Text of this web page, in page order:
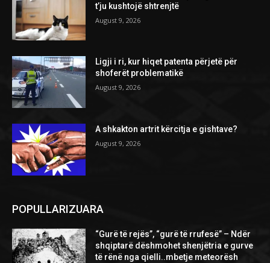
t’ju kushtojë shtrenjtë
August 9, 2026
Ligji i ri, kur hiqet patenta përjetë për
shoferët problematikë
August 9, 2026
A shkakton artrit kërcitja e gishtave?
August 9, 2026
POPULLARIZUARA
“Gurë të rejës”, “gurë të rrufesë” – Ndër
shqiptarë dëshmohet shenjëtria e gurve
të rënë nga qielli..mbetje meteorësh